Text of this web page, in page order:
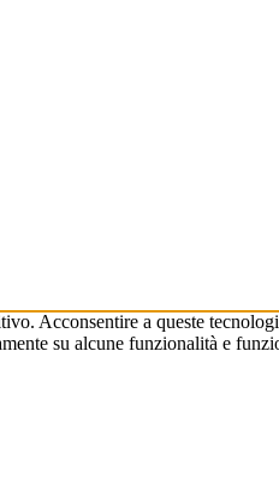
Acconsentire a queste
su alcune funzionalità e